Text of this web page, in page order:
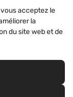
QUARTZ-ZINC®,
ZINC®,
acceptez le
la
du site web et de